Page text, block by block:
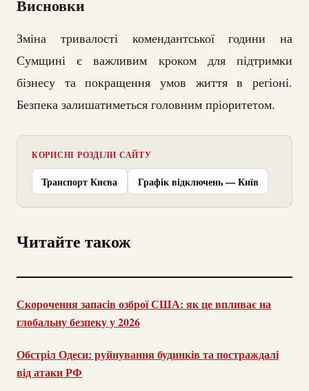
Висновки
Зміна тривалості комендантської години на
Сумщині є важливим кроком для підтримки
бізнесу та покращення умов життя в регіоні.
Безпека залишатиметься головним пріоритетом.
КОРИСНІ РОЗДІЛИ САЙТУ
Транспорт Києва Графік відключень — Київ
Читайте також
Скорочення запасів озброї США: як це впливає на
глобальну безпеку у 2026
Обстріл Одеси: руйнування будинків та постраждалі
від атаки РФ